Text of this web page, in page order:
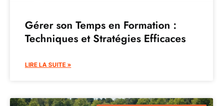
Gérer son Temps en Formation :
Techniques et Stratégies Efficaces
LIRE LA SUITE »